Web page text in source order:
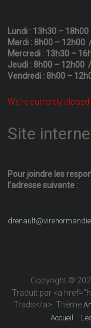
Lundi : 13h30 – 18h00
Mardi : 8h00 –
Mercredi : 13h30 –
Jeudi : 8h00 – 12h00
Vendredi : 8h00 –
We're currently closed.
Site
Pour joindre les
l’adresse suivante :
Copyright ©
Traduit par <a
Trads</a>. Thème
Accueil